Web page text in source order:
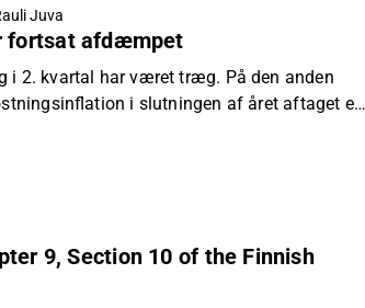
Juva
fortsat afdæmpet
i 2. kvartal har været træg. På den anden
i slutningen af året aftaget en
9, Section 10 of the Finnish